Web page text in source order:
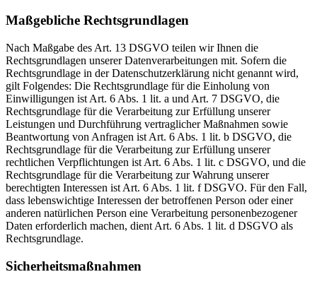
Maßgebliche Rechtsgrundlagen
Nach Maßgabe des Art. 13 DSGVO teilen wir Ihnen die
Rechtsgrundlagen unserer Datenverarbeitungen mit. Sofern die
Rechtsgrundlage in der Datenschutzerklärung nicht genannt wird,
gilt Folgendes: Die Rechtsgrundlage für die Einholung von
Einwilligungen ist Art. 6 Abs. 1 lit. a und Art. 7 DSGVO, die
Rechtsgrundlage für die Verarbeitung zur Erfüllung unserer
Leistungen und Durchführung vertraglicher Maßnahmen sowie
Beantwortung von Anfragen ist Art. 6 Abs. 1 lit. b DSGVO, die
Rechtsgrundlage für die Verarbeitung zur Erfüllung unserer
rechtlichen Verpflichtungen ist Art. 6 Abs. 1 lit. c DSGVO, und die
Rechtsgrundlage für die Verarbeitung zur Wahrung unserer
berechtigten Interessen ist Art. 6 Abs. 1 lit. f DSGVO. Für den Fall,
dass lebenswichtige Interessen der betroffenen Person oder einer
anderen natürlichen Person eine Verarbeitung personenbezogener
Daten erforderlich machen, dient Art. 6 Abs. 1 lit. d DSGVO als
Rechtsgrundlage.
Sicherheitsmaßnahmen